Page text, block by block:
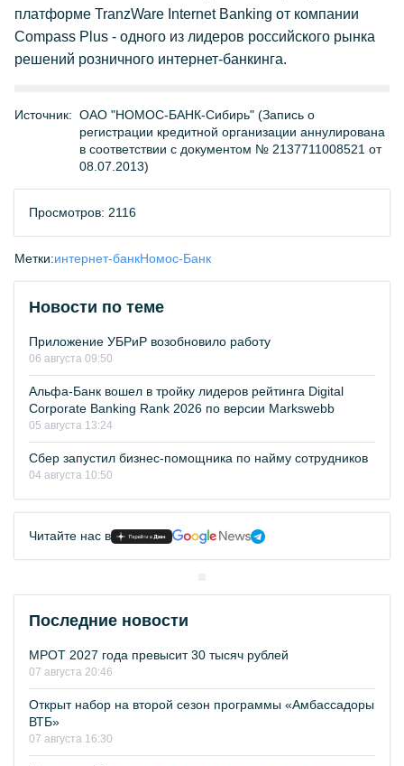
платформе TranzWare Internet Banking от компании
Compass Plus - одного из лидеров российского рынка
решений розничного интернет-банкинга.
Источник: ОАО "НОМОС-БАНК-Сибирь" (Запись о
регистрации кредитной организации аннулирована
в соответствии с документом № 2137711008521 от
08.07.2013)
Просмотров: 2116
Метки:интернет-банкНомос-Банк
Новости по теме
Приложение УБРиР возобновило работу
06 августа 09:50
Альфа-Банк вошел в тройку лидеров рейтинга Digital
Corporate Banking Rank 2026 по версии Markswebb
05 августа 13:24
Сбер запустил бизнес-помощника по найму сотрудников
04 августа 10:50
Читайте нас в
Последние новости
МРОТ 2027 года превысит 30 тысяч рублей
07 августа 20:46
Открыт набор на второй сезон программы «Амбассадоры
ВТБ»
07 августа 16:30